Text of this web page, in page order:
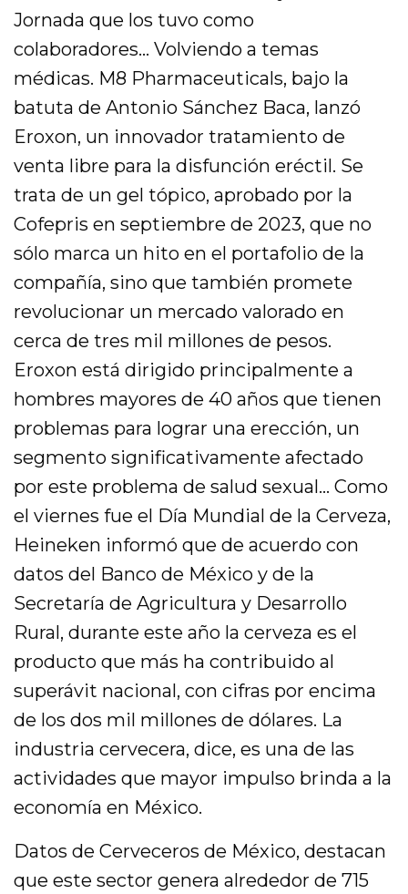
Jornada que los tuvo como
colaboradores… Volviendo a temas
médicas. M8 Pharmaceuticals, bajo la
batuta de Antonio Sánchez Baca, lanzó
Eroxon, un innovador tratamiento de
venta libre para la disfunción eréctil. Se
trata de un gel tópico, aprobado por la
Cofepris en septiembre de 2023, que no
sólo marca un hito en el portafolio de la
compañía, sino que también promete
revolucionar un mercado valorado en
cerca de tres mil millones de pesos.
Eroxon está dirigido principalmente a
hombres mayores de 40 años que tienen
problemas para lograr una erección, un
segmento significativamente afectado
por este problema de salud sexual… Como
el viernes fue el Día Mundial de la Cerveza,
Heineken informó que de acuerdo con
datos del Banco de México y de la
Secretaría de Agricultura y Desarrollo
Rural, durante este año la cerveza es el
producto que más ha contribuido al
superávit nacional, con cifras por encima
de los dos mil millones de dólares. La
industria cervecera, dice, es una de las
actividades que mayor impulso brinda a la
economía en México.
Datos de Cerveceros de México, destacan
que este sector genera alrededor de 715